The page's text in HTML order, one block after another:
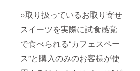
○取り扱っているお取り寄せ
スイーツを実際に試食感覚
で食べられる“カフェスペー
ス”と購入のみのお客様が使